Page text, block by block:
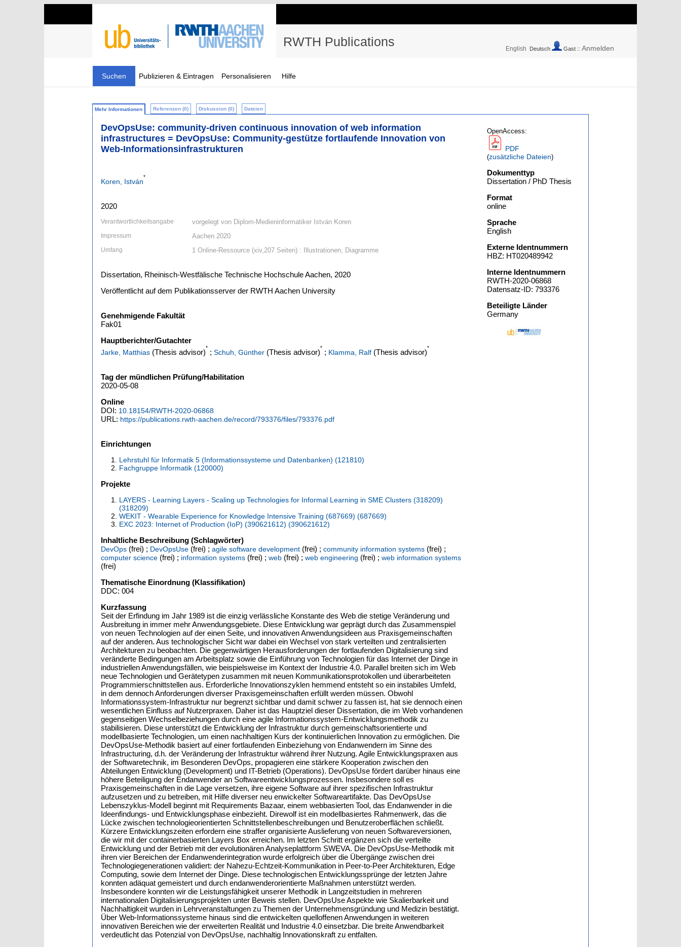
RWTH Publications English Deutsch Gast :: Anmelden
Suchen Publizieren & Eintragen Personalisieren Hilfe
Mehr Informationen Referenzen (0) Diskussion (0) Dateien
DevOpsUse: community-driven continuous innovation of web information
infrastructures = DevOpsUse: Community-gestütze fortlaufende Innovation von
Web-Informationsinfrastrukturen
Koren, István
*
2020
Verantwortlichkeitsangabe vorgelegt von Diplom-Medieninformatiker István Koren
Impressum Aachen 2020
Umfang 1 Online-Ressource (xiv,207 Seiten) : Illustrationen, Diagramme
Dissertation, Rheinisch-Westfälische Technische Hochschule Aachen, 2020
Veröffentlicht auf dem Publikationsserver der RWTH Aachen University
Genehmigende Fakultät
Fak01
Hauptberichter/Gutachter
Jarke, Matthias (Thesis advisor)
*
; Schuh, Günther (Thesis advisor)
*
; Klamma, Ralf (Thesis advisor)
*
Tag der mündlichen Prüfung/Habilitation
2020-05-08
Online
DOI: 10.18154/RWTH-2020-06868
URL: https://publications.rwth-aachen.de/record/793376/files/793376.pdf
Einrichtungen
Lehrstuhl für Informatik 5 (Informationssysteme und Datenbanken) (121810)
Fachgruppe Informatik (120000)
Projekte
LAYERS - Learning Layers - Scaling up Technologies for Informal Learning in SME Clusters (318209)
(318209)
WEKIT - Wearable Experience for Knowledge Intensive Training (687669) (687669)
EXC 2023: Internet of Production (IoP) (390621612) (390621612)
Inhaltliche Beschreibung (Schlagwörter)
DevOps (frei) ; DevOpsUse (frei) ; agile software development (frei) ; community information systems (frei) ;
computer science (frei) ; information systems (frei) ; web (frei) ; web engineering (frei) ; web information systems
(frei)
Thematische Einordnung (Klassifikation)
DDC: 004
Kurzfassung
Seit der Erfindung im Jahr 1989 ist die einzig verlässliche Konstante des Web die stetige Veränderung und
Ausbreitung in immer mehr Anwendungsgebiete. Diese Entwicklung war geprägt durch das Zusammenspiel
von neuen Technologien auf der einen Seite, und innovativen Anwendungsideen aus Praxisgemeinschaften
auf der anderen. Aus technologischer Sicht war dabei ein Wechsel von stark verteilten und zentralisierten
Architekturen zu beobachten. Die gegenwärtigen Herausforderungen der fortlaufenden Digitalisierung sind
veränderte Bedingungen am Arbeitsplatz sowie die Einführung von Technologien für das Internet der Dinge in
industriellen Anwendungsfällen, wie beispielsweise im Kontext der Industrie 4.0. Parallel breiten sich im Web
neue Technologien und Gerätetypen zusammen mit neuen Kommunikationsprotokollen und überarbeiteten
Programmierschnittstellen aus. Erforderliche Innovationszyklen hemmend entsteht so ein instabiles Umfeld,
in dem dennoch Anforderungen diverser Praxisgemeinschaften erfüllt werden müssen. Obwohl
Informationssystem-Infrastruktur nur begrenzt sichtbar und damit schwer zu fassen ist, hat sie dennoch einen
wesentlichen Einfluss auf Nutzerpraxen. Daher ist das Hauptziel dieser Dissertation, die im Web vorhandenen
gegenseitigen Wechselbeziehungen durch eine agile Informationssystem-Entwicklungsmethodik zu
stabilisieren. Diese unterstützt die Entwicklung der Infrastruktur durch gemeinschaftsorientierte und
modellbasierte Technologien, um einen nachhaltigen Kurs der kontinuierlichen Innovation zu ermöglichen. Die
DevOpsUse-Methodik basiert auf einer fortlaufenden Einbeziehung von Endanwendern im Sinne des
Infrastructuring, d.h. der Veränderung der Infrastruktur während ihrer Nutzung. Agile Entwicklungspraxen aus
der Softwaretechnik, im Besonderen DevOps, propagieren eine stärkere Kooperation zwischen den
Abteilungen Entwicklung (Development) und IT-Betrieb (Operations). DevOpsUse fördert darüber hinaus eine
höhere Beteiligung der Endanwender an Softwareentwicklungsprozessen. Insbesondere soll es
Praxisgemeinschaften in die Lage versetzen, ihre eigene Software auf ihrer spezifischen Infrastruktur
aufzusetzen und zu betreiben, mit Hilfe diverser neu enwickelter Softwareartifakte. Das DevOpsUse
Lebenszyklus-Modell beginnt mit Requirements Bazaar, einem webbasierten Tool, das Endanwender in die
Ideenfindungs- und Entwicklungsphase einbezieht. Direwolf ist ein modellbasiertes Rahmenwerk, das die
Lücke zwischen technologieorientierten Schnittstellenbeschreibungen und Benutzeroberflächen schließt.
Kürzere Entwicklungszeiten erfordern eine straffer organisierte Auslieferung von neuen Softwareversionen,
die wir mit der containerbasierten Layers Box erreichen. Im letzten Schritt ergänzen sich die verteilte
Entwicklung und der Betrieb mit der evolutionären Analyseplattform SWEVA. Die DevOpsUse-Methodik mit
ihren vier Bereichen der Endanwenderintegration wurde erfolgreich über die Übergänge zwischen drei
Technologiegenerationen validiert: der Nahezu-Echtzeit-Kommunikation in Peer-to-Peer Architekturen, Edge
Computing, sowie dem Internet der Dinge. Diese technologischen Entwicklungssprünge der letzten Jahre
konnten adäquat gemeistert und durch endanwenderorientierte Maßnahmen unterstützt werden.
Insbesondere konnten wir die Leistungsfähigkeit unserer Methodik in Langzeitstudien in mehreren
internationalen Digitalisierungsprojekten unter Beweis stellen. DevOpsUse Aspekte wie Skalierbarkeit und
Nachhaltigkeit wurden in Lehrveranstaltungen zu Themen der Unternehmensgründung und Medizin bestätigt.
Über Web-Informationssysteme hinaus sind die entwickelten quelloffenen Anwendungen in weiteren
innovativen Bereichen wie der erweiterten Realität und Industrie 4.0 einsetzbar. Die breite Anwendbarkeit
verdeutlicht das Potenzial von DevOpsUse, nachhaltig Innovationskraft zu entfalten.
OpenAccess:
PDF
(zusätzliche Dateien)
Dokumenttyp
Dissertation / PhD Thesis
Format
online
Sprache
English
Externe Identnummern
HBZ: HT020489942
Interne Identnummern
RWTH-2020-06868
Datensatz-ID: 793376
Beteiligte Länder
Germany